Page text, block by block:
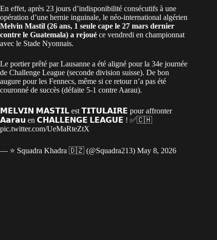
En effet, après 23 jours d’indisponibilité consécutifs à une
opération d’une hernie inguinale, le néo-international algérien
Melvin Mastil (26 ans, 1 seule cape le 27 mars dernier
contre le Guatemala) a rejoué ce vendredi en championnat
avec le Stade Nyonnais.
Le portier prêté par Lausanne a été aligné pour la 34e journée
de Challenge League (seconde division suisse). De bon
augure pour les Fennecs, même si ce retour n’a pas été
couronné de succès (défaite 5-1 contre Aarau).
𝗠𝗘𝗟𝗩𝗜𝗡 𝗠𝗔𝗦𝗧𝗜𝗟 est 𝗧𝗜𝗧𝗨𝗟𝗔𝗜𝗥𝗘 pour affronter
𝗔𝗮𝗿𝗮𝘂 en 𝗖𝗛𝗔𝗟𝗟𝗘𝗡𝗚𝗘 𝗟𝗘𝗔𝗚𝗨𝗘 ! ✅🇨🇭
pic.twitter.com/UeMaRteZtX
— ⭐️ Squadra Khadra 🇩🇿 (@Squadra213) May 8, 2026